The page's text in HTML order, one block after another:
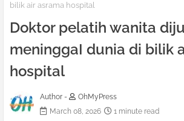
bilik air asrama hospital
Doktor pelatih wanita
meninggaI dunia di bilik
hospital
Author -
OhMyPress
March 08, 2026
1 minute read